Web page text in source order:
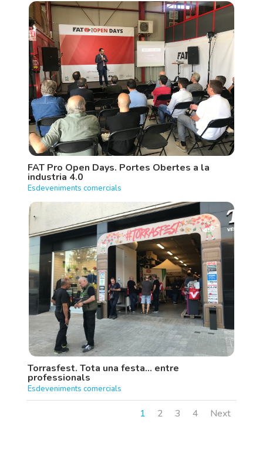
FAT Pro Open Days. Portes Obertes a la
industria 4.0
Esdeveniments comercials
Torrasfest. Tota una festa… entre
professionals
Esdeveniments comercials
1 2 3 4 Next